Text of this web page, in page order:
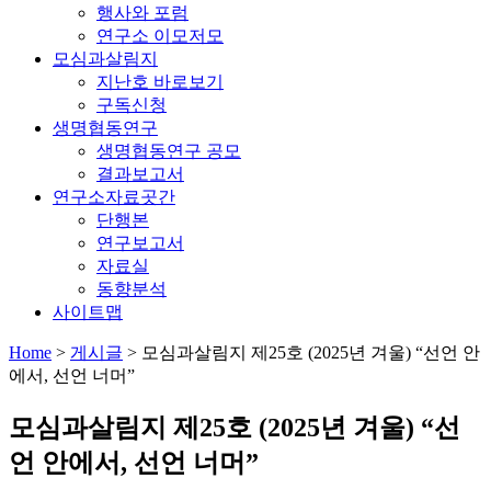
행사와 포럼
연구소 이모저모
모심과살림지
지난호 바로보기
구독신청
생명협동연구
생명협동연구 공모
결과보고서
연구소자료곳간
단행본
연구보고서
자료실
동향분석
사이트맵
Home > 게시글 > 모심과살림지 제25호 (2025년 겨울) “선언 안
에서, 선언 너머”
모심과살림지 제25호 (2025년 겨울) “선
언 안에서, 선언 너머”